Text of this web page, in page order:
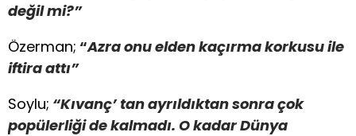
değil mi?”
Özerman; “Azra onu elden kaçırma korkusu ile
iftira attı”
Soylu; “Kıvanç’ tan ayrıldıktan sonra çok
popülerliği de kalmadı. O kadar Dünya